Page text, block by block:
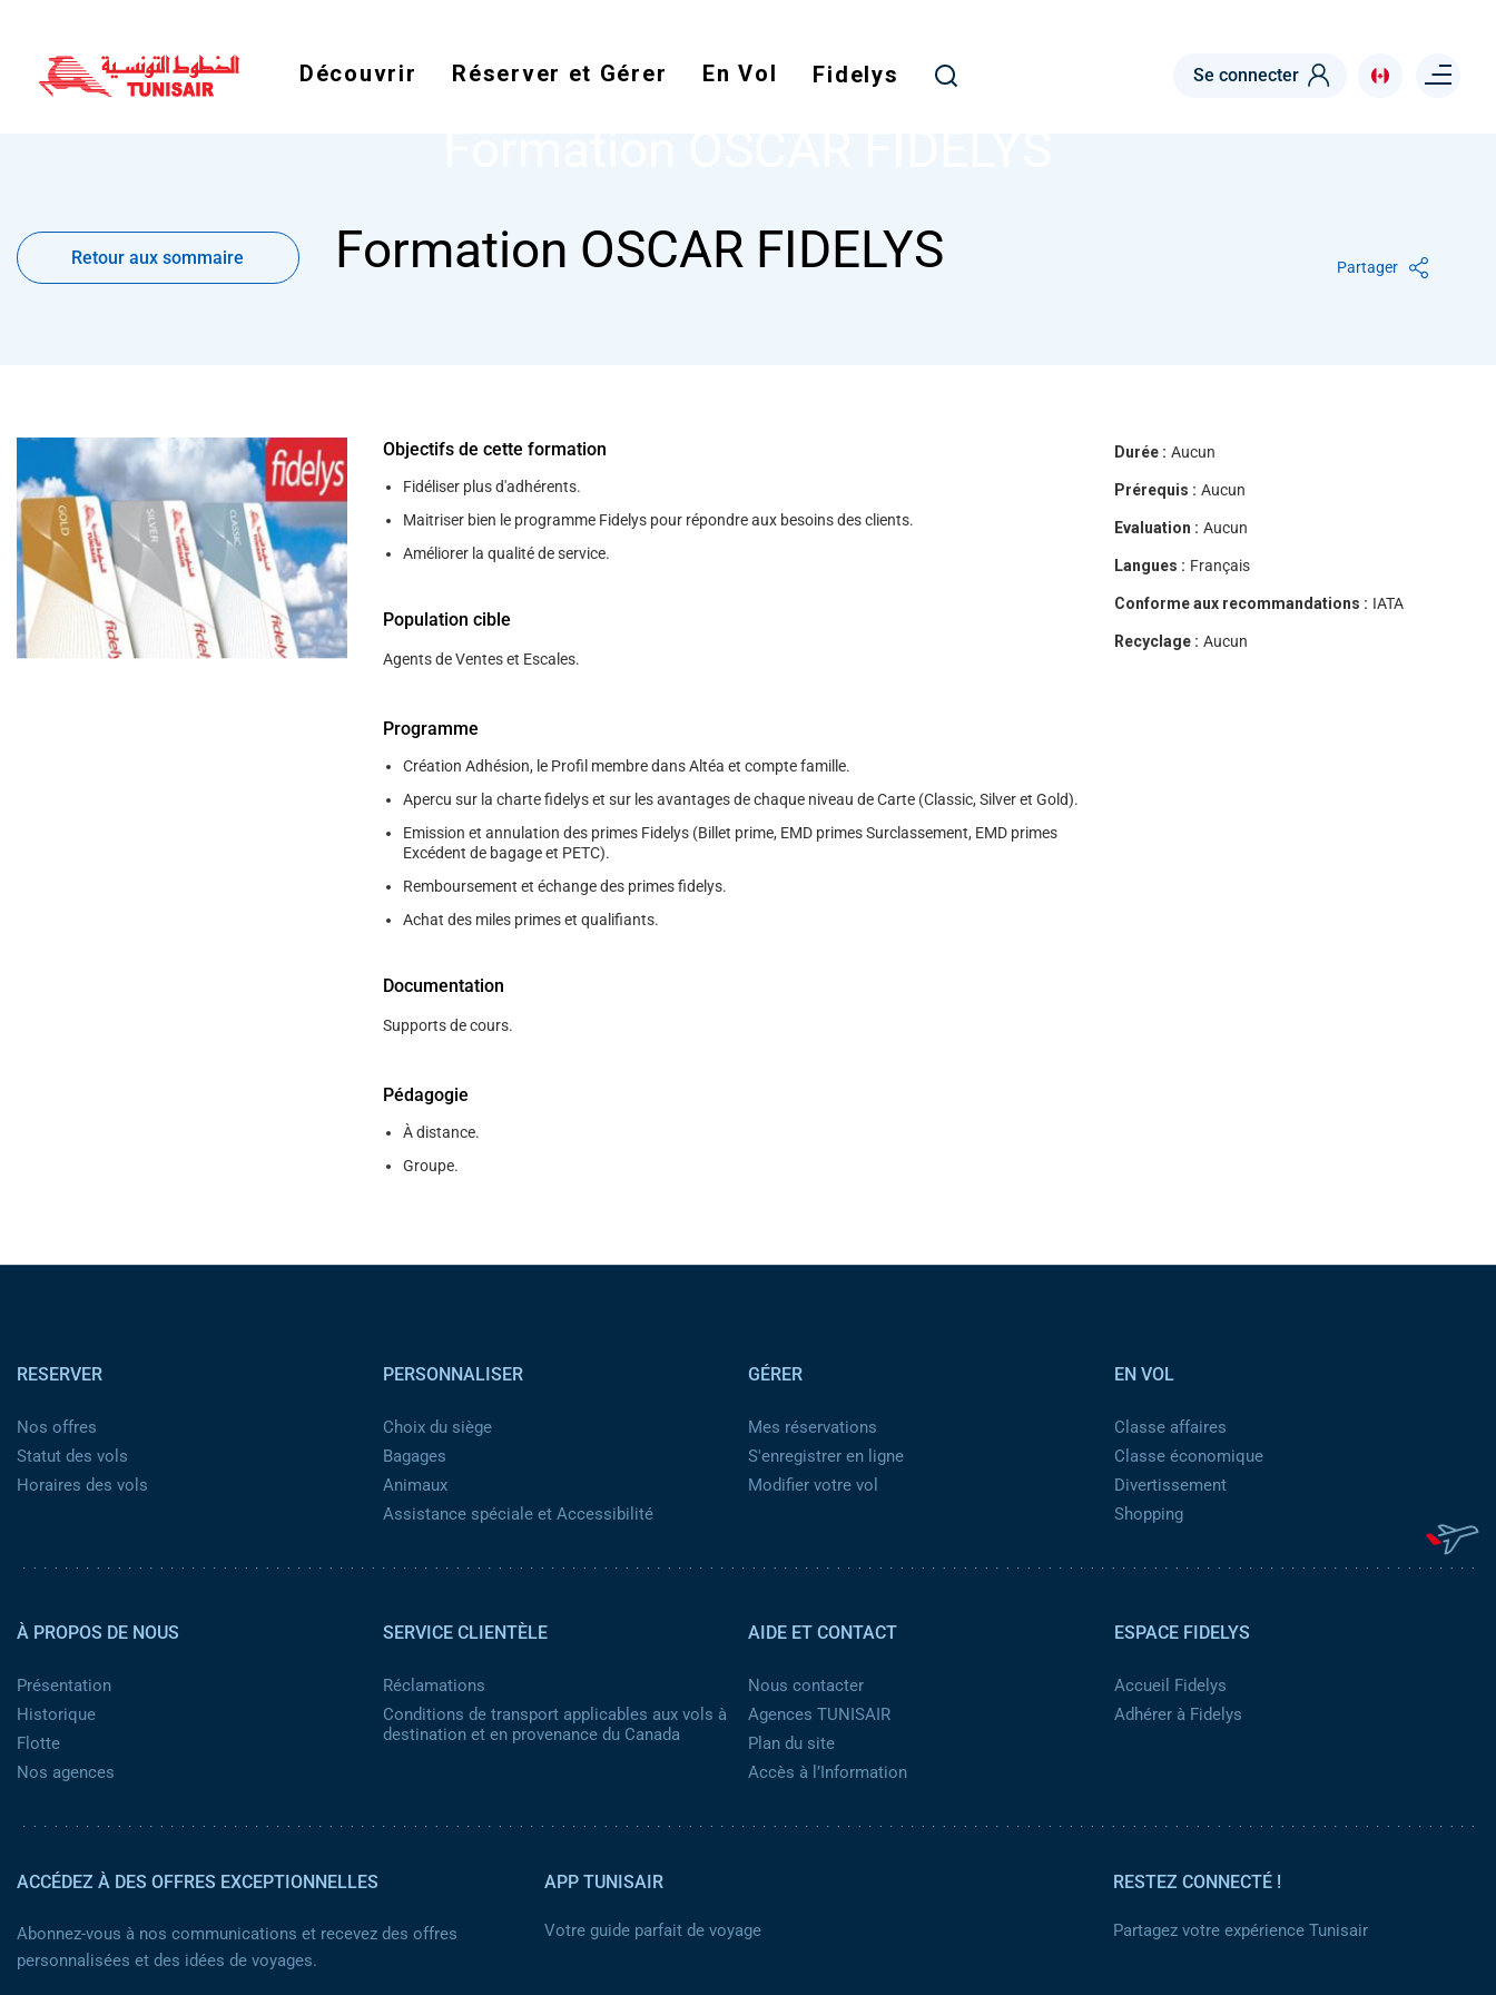
main
Découvrir Réserver et Gérer En Vol Fidelys Se connecter Menu right
NODE FORMATION OSCAR FIDELYS
aux
sommaireRetour aux sommaire Formation OSCAR FIDELYS Partager
Objectifs de cette formation
Fidéliser plus d'adhérents.
Maitriser bien le programme Fidelys pour répondre aux besoins des clients.
Améliorer la qualité de service.
Population cible
Agents de Ventes et Escales.
Programme
Création Adhésion, le Profil membre dans Altéa et compte famille.
Apercu sur la charte fidelys et sur les avantages de chaque niveau de Carte (Classic, Silver et Gold).
Emission et annulation des primes Fidelys (Billet prime, EMD primes Surclassement, EMD primes
Excédent de bagage et PETC).
Remboursement et échange des primes fidelys.
Achat des miles primes et qualifiants.
Documentation
Supports de cours.
Pédagogie
À distance.
Groupe.
Durée : Aucun
Prérequis : Aucun
Evaluation : Aucun
Langues : Français
Conforme aux recommandations : IATA
Recyclage : Aucun
RESERVER
Nos offres
Statut des vols
Horaires des vols
PERSONNALISER
Choix du siège
Bagages
Animaux
Assistance spéciale et Accessibilité
GÉRER
Mes réservations
S'enregistrer en ligne
Modifier votre vol
EN VOL
Classe affaires
Classe économique
Divertissement
Shopping
À PROPOS DE NOUS
Présentation
Historique
Flotte
Nos agences
SERVICE CLIENTÈLE
Réclamations
Conditions de transport applicables aux vols à
destination et en provenance du Canada
AIDE ET CONTACT
Nous contacter
Agences TUNISAIR
Plan du site
Accès à l’Information
ESPACE FIDELYS
Accueil Fidelys
Adhérer à Fidelys
ACCÉDEZ À DES OFFRES EXCEPTIONNELLES
Abonnez-vous à nos communications et recevez des offres
personnalisées et des idées de voyages.
APP TUNISAIR
Votre guide parfait de voyage
RESTEZ CONNECTÉ !
Partagez votre expérience Tunisair